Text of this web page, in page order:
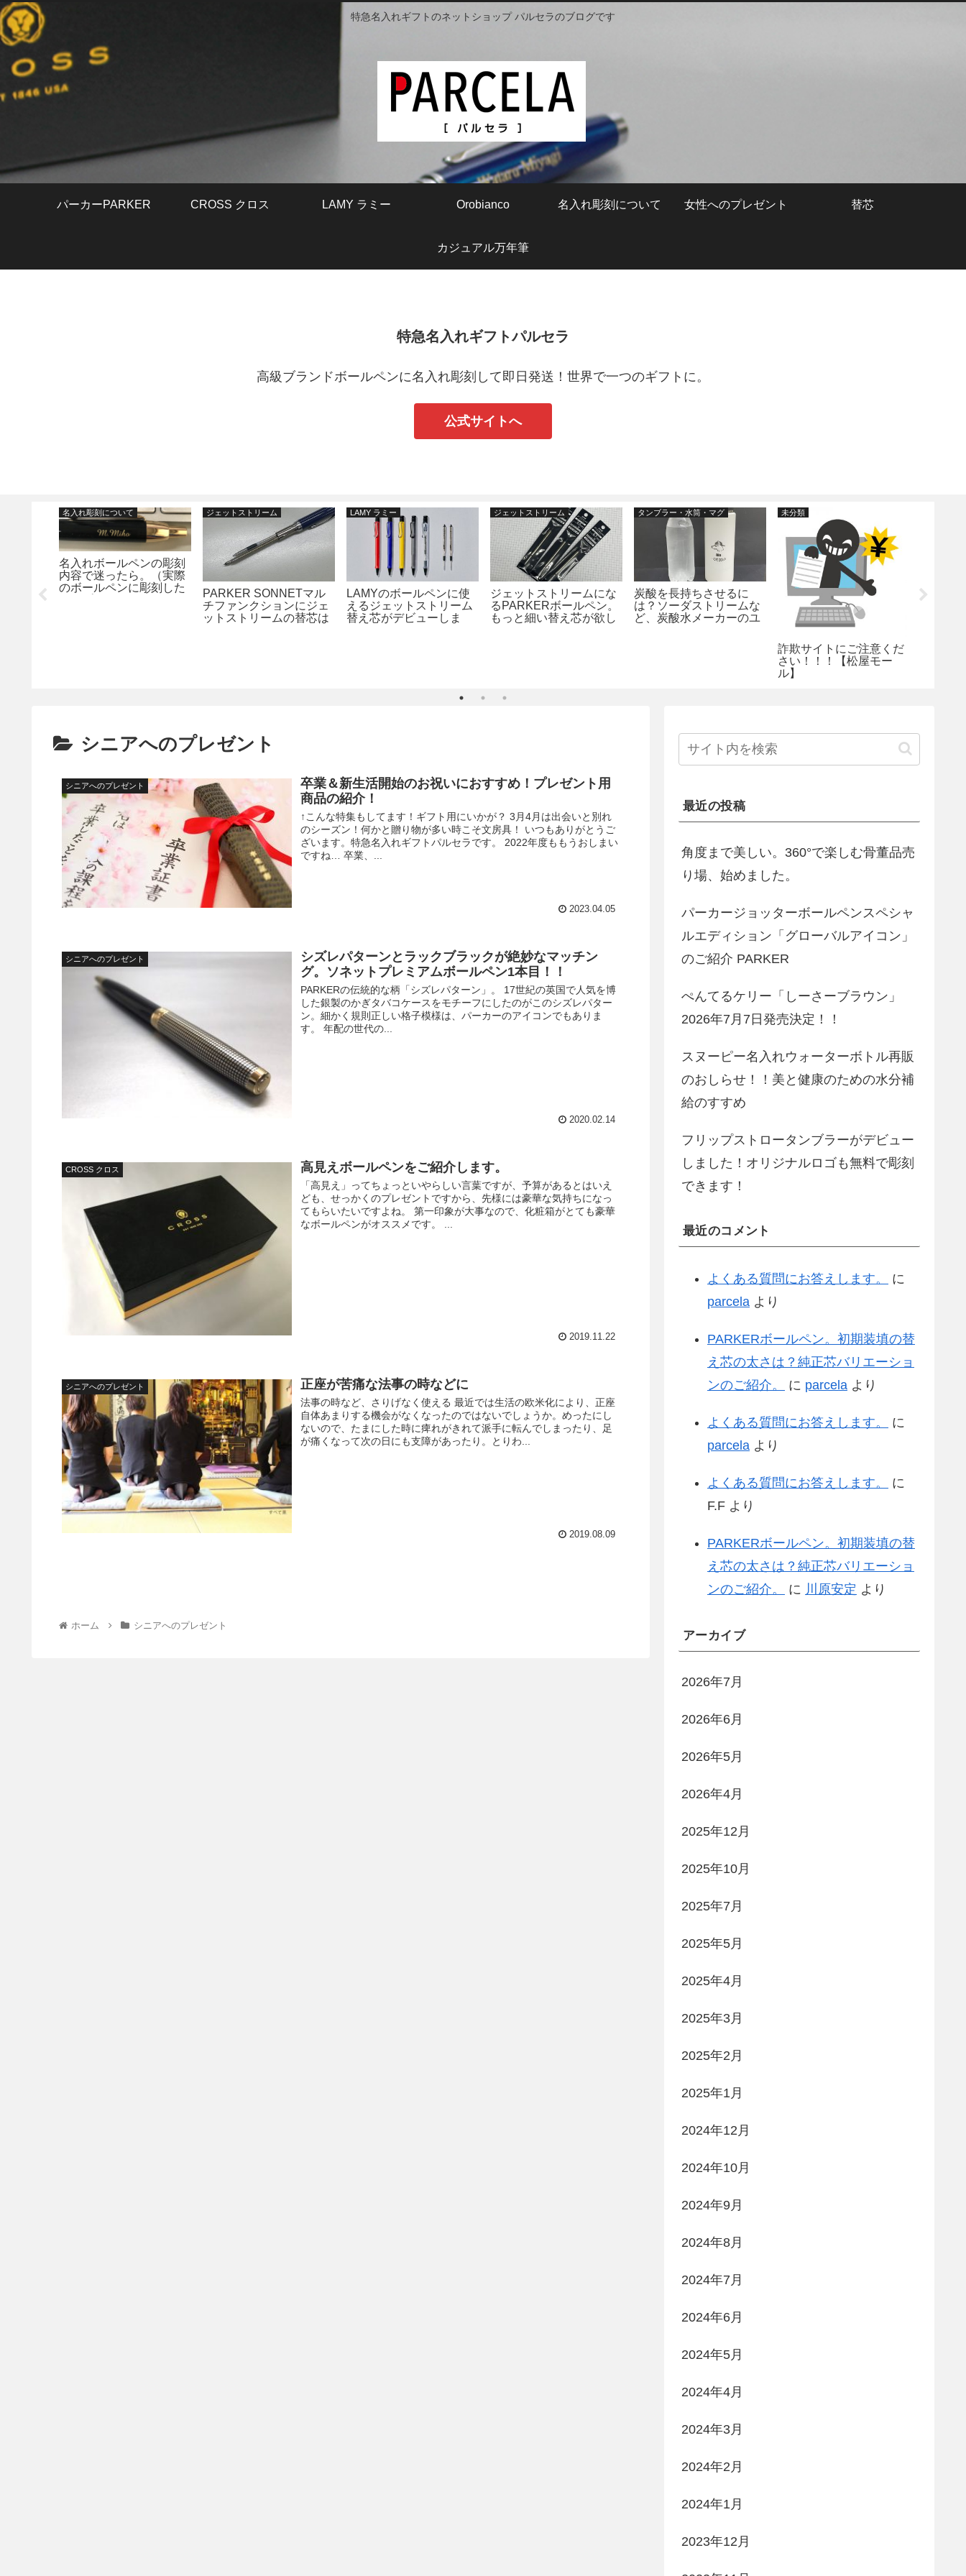
特急名入れギフトのネットショップ パルセラのブログです
パーカーPARKER CROSS クロス LAMY ラミー Orobianco 名入れ彫刻について 女性へのプレゼント 替芯
カジュアル万年筆
特急名入れギフトパルセラ
高級ブランドボールペンに名入れ彫刻して即日発送！世界で一つのギフトに。
公式サイトへ
の注文
名入れ彫刻について
名入れボールペンの彫刻
内容で迷ったら。（実際
のボールペンに彫刻した
ジェットストリーム
PARKER SONNETマル
チファンクションにジェ
ットストリームの替芯は
LAMY ラミー
LAMYのボールペンに使
えるジェットストリーム
替え芯がデビューしま
ジェットストリーム
ジェットストリームにな
るPARKERボールペン。
もっと細い替え芯が欲し
タンブラー・水筒・マグ
炭酸を長持ちさせるに
は？ソーダストリームな
ど、炭酸水メーカーのユ
未分類
詐欺サイトにご注意くだ
さい！！！【松屋モー
ル】
「スワ
シニアへのプレゼント
シニアへのプレゼント
卒業＆新生活開始のお祝いにおすすめ！プレゼント用
商品の紹介！
↑こんな特集もしてます！ギフト用にいかが？ 3月4月は出会いと別れ
のシーズン！何かと贈り物が多い時こそ文房具！ いつもありがとうご
ざいます。特急名入れギフトパルセラです。 2022年度ももうおしまい
ですね… 卒業、...
2023.04.05
シニアへのプレゼント
シズレパターンとラックブラックが絶妙なマッチン
グ。ソネットプレミアムボールペン1本目！！
PARKERの伝統的な柄「シズレパターン」。 17世紀の英国で人気を博
した銀製のかぎタバコケースをモチーフにしたのがこのシズレパター
ン。細かく規則正しい格子模様は、パーカーのアイコンでもありま
す。 年配の世代の...
2020.02.14
CROSS クロス 高見えボールペンをご紹介します。
「高見え」ってちょっといやらしい言葉ですが、予算があるとはいえ
ども、せっかくのプレゼントですから、先様には豪華な気持ちになっ
てもらいたいですよね。 第一印象が大事なので、化粧箱がとても豪華
なボールペンがオススメです。 ...
2019.11.22
シニアへのプレゼント 正座が苦痛な法事の時などに
法事の時など、さりげなく使える 最近では生活の欧米化により、正座
自体あまりする機会がなくなったのではないでしょうか。めったにし
ないので、たまにした時に痺れがきれて派手に転んでしまったり、足
が痛くなって次の日にも支障があったり。とりわ...
2019.08.09
ホーム シニアへのプレゼント
最近の投稿
角度まで美しい。360°で楽しむ骨董品売
り場、始めました。
パーカージョッターボールペンスペシャ
ルエディション「グローバルアイコン」
のご紹介 PARKER
ぺんてるケリー「しーさーブラウン」
2026年7月7日発売決定！！
スヌーピー名入れウォーターボトル再販
のおしらせ！！美と健康のための水分補
給のすすめ
フリップストロータンブラーがデビュー
しました！オリジナルロゴも無料で彫刻
できます！
最近のコメント
よくある質問にお答えします。
に
parcela より
PARKERボールペン。初期装填の替
え芯の太さは？純正芯バリエーショ
ンのご紹介。
に parcela より
よくある質問にお答えします。
に
parcela より
よくある質問にお答えします。
に
F.F より
PARKERボールペン。初期装填の替
え芯の太さは？純正芯バリエーショ
ンのご紹介。
に 川原安定 より
アーカイブ
2026年7月
2026年6月
2026年5月
2026年4月
2025年12月
2025年10月
2025年7月
2025年5月
2025年4月
2025年3月
2025年2月
2025年1月
2024年12月
2024年10月
2024年9月
2024年8月
2024年7月
2024年6月
2024年5月
2024年4月
2024年3月
2024年2月
2024年1月
2023年12月